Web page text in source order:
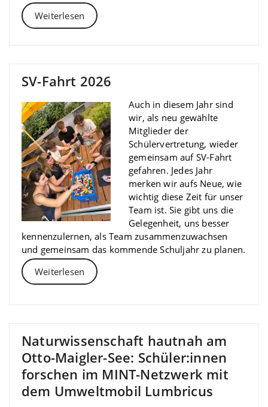
Weiterlesen
SV-Fahrt 2026
Auch in diesem Jahr sind
wir, als neu gewählte
Mitglieder der
Schülervertretung, wieder
gemeinsam auf SV-Fahrt
gefahren. Jedes Jahr
merken wir aufs Neue, wie
wichtig diese Zeit für unser
Team ist. Sie gibt uns die
Gelegenheit, uns besser
kennenzulernen, als Team zusammenzuwachsen
und gemeinsam das kommende Schuljahr zu planen.
Weiterlesen
Naturwissenschaft hautnah am
Otto-Maigler-See: Schüler:innen
forschen im MINT-Netzwerk mit
dem Umweltmobil Lumbricus